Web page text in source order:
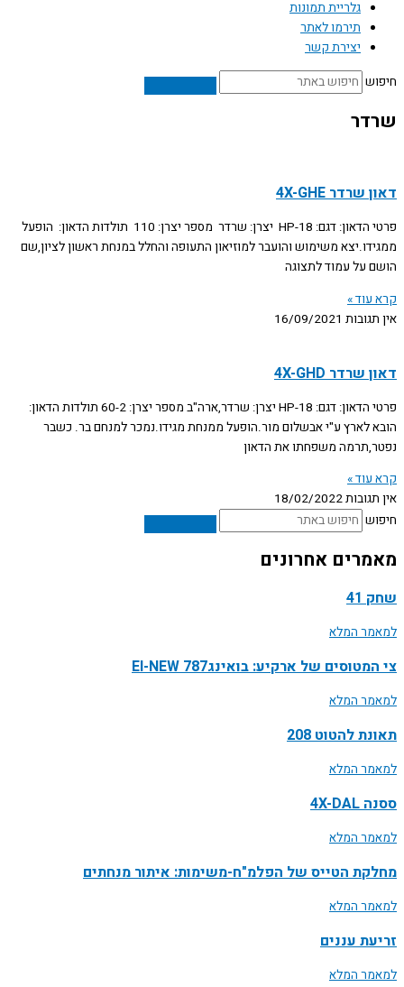
גלריית תמונות
תירמו לאתר
יצירת קשר
חיפוש
שרדר
דאון שרדר 4X-GHE
פרטי הדאון: דגם: HP-18 יצרן: שרדר מספר יצרן: 110 תולדות הדאון: הופעל
ממגידו.יצא משימוש והועבר למוזיאון התעופה והחלל במנחת ראשון לציון,שם
הושם על עמוד לתצוגה
קרא עוד »
אין תגובות 16/09/2021
דאון שרדר 4X-GHD
פרטי הדאון: דגם: HP-18 יצרן: שרדר,ארה"ב מספר יצרן: 60-2 תולדות הדאון:
הובא לארץ ע"י אבשלום מור.הופעל ממנחת מגידו.נמכר למנחם בר. כשבר
נפטר,תרמה משפחתו את הדאון
קרא עוד »
אין תגובות18/02/2022
חיפוש
מאמרים אחרונים
שחק 41
למאמר המלא
צי המטוסים של ארקיע: בואינג787 EI-NEW
למאמר המלא
תאונת להטוט 208
למאמר המלא
ססנה 4X-DAL
למאמר המלא
מחלקת הטייס של הפלמ"ח-משימות: איתור מנחתים
למאמר המלא
זריעת עננים
למאמר המלא